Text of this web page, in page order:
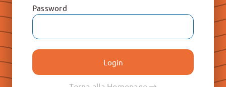
Password
Don Filippo Rinaldi